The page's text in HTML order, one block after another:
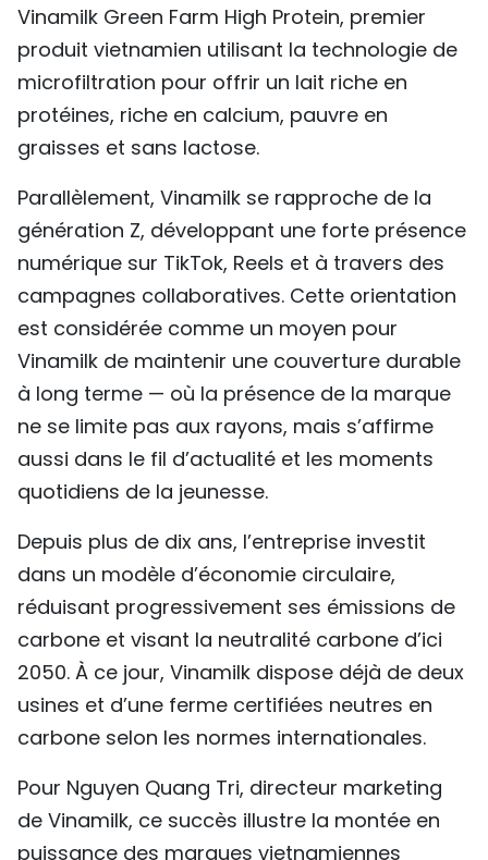
Vinamilk Green Farm High Protein, premier
produit vietnamien utilisant la technologie de
microfiltration pour offrir un lait riche en
protéines, riche en calcium, pauvre en
graisses et sans lactose.
Parallèlement, Vinamilk se rapproche de la
génération Z, développant une forte présence
numérique sur TikTok, Reels et à travers des
campagnes collaboratives. Cette orientation
est considérée comme un moyen pour
Vinamilk de maintenir une couverture durable
à long terme — où la présence de la marque
ne se limite pas aux rayons, mais s’affirme
aussi dans le fil d’actualité et les moments
quotidiens de la jeunesse.
Depuis plus de dix ans, l’entreprise investit
dans un modèle d’économie circulaire,
réduisant progressivement ses émissions de
carbone et visant la neutralité carbone d’ici
2050. À ce jour, Vinamilk dispose déjà de deux
usines et d’une ferme certifiées neutres en
carbone selon les normes internationales.
Pour Nguyen Quang Tri, directeur marketing
de Vinamilk, ce succès illustre la montée en
puissance des marques vietnamiennes